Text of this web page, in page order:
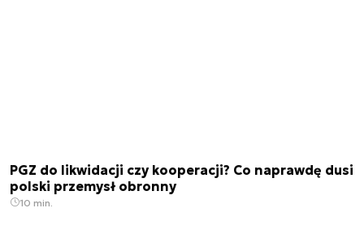
PGZ do likwidacji czy kooperacji? Co naprawdę dusi
polski przemysł obronny
10 min.